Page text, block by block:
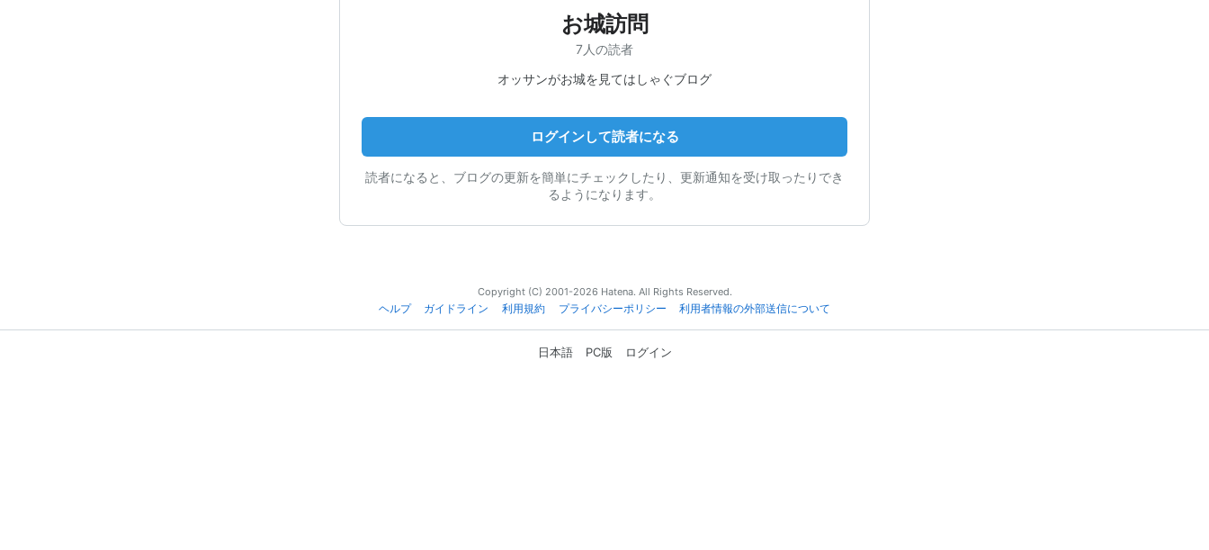
お城訪問
7人の読者
オッサンがお城を見てはしゃぐブログ
ログインして読者になる
読者になると、ブログの更新を簡単にチェックしたり、更新通知を受け取ったりでき
るようになります。
Copyright (C) 2001-2026 Hatena. All Rights Reserved.
ヘルプ
ガイドライン 利用規約 プライバシーポリシー 利用者情報の外部送信について
日本語 PC版 ログイン